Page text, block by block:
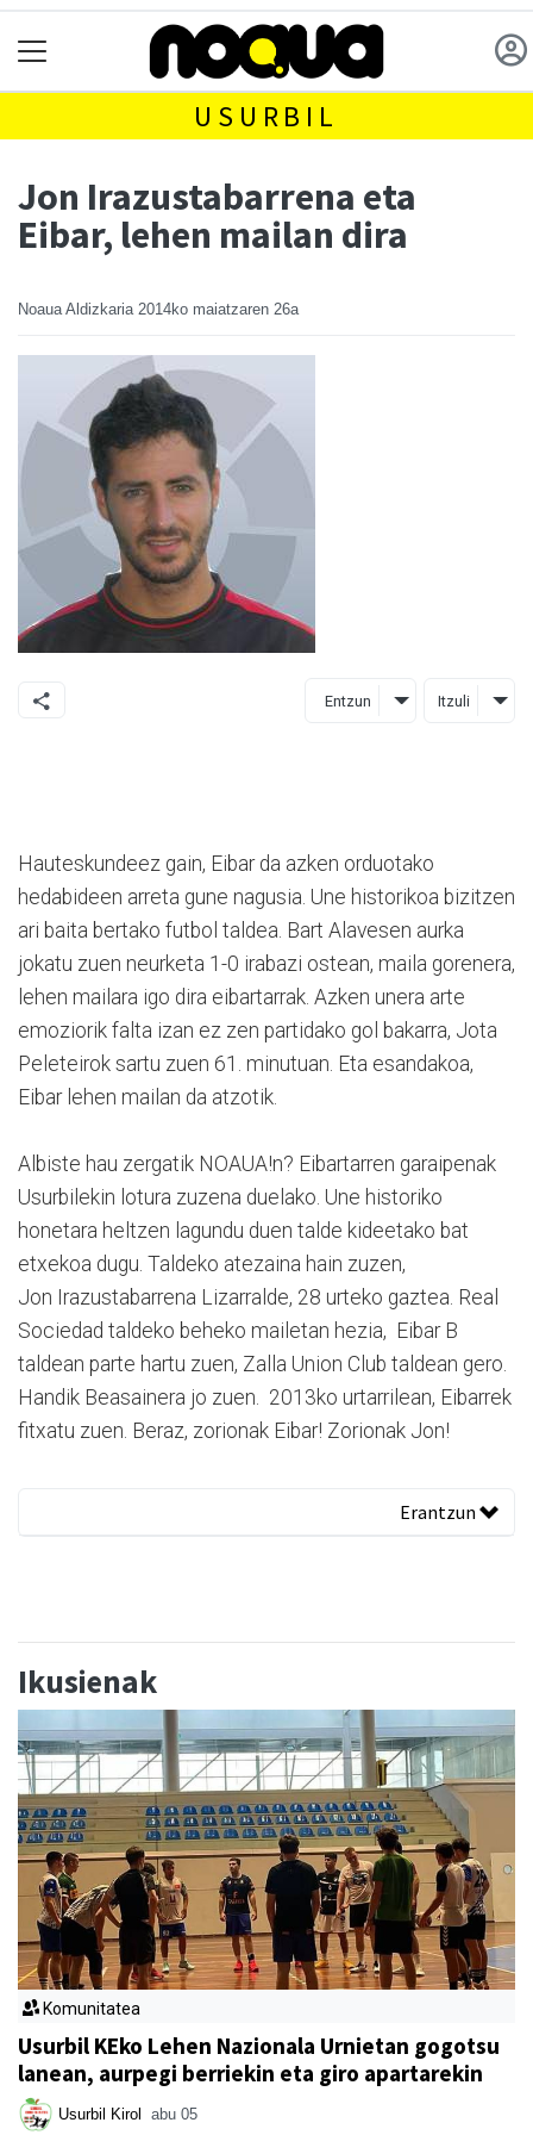
USURBIL
Jon Irazustabarrena eta
Eibar, lehen mailan dira
Noaua Aldizkaria 2014ko maiatzaren 26a
Entzun Itzuli
Hauteskundeez gain, Eibar da azken orduotako
hedabideen arreta gune nagusia. Une historikoa bizitzen
ari baita bertako futbol taldea. Bart Alavesen aurka
jokatu zuen neurketa 1-0 irabazi ostean, maila gorenera,
lehen mailara igo dira eibartarrak. Azken unera arte
emoziorik falta izan ez zen partidako gol bakarra, Jota
Peleteirok sartu zuen 61. minutuan. Eta esandakoa,
Eibar lehen mailan da atzotik.
Albiste hau zergatik NOAUA!n? Eibartarren garaipenak
Usurbilekin lotura zuzena duelako. Une historiko
honetara heltzen lagundu duen talde kideetako bat
etxekoa dugu. Taldeko atezaina hain zuzen,
Jon Irazustabarrena Lizarralde, 28 urteko gaztea. Real
Sociedad taldeko beheko mailetan hezia, Eibar B
taldean parte hartu zuen, Zalla Union Club taldean gero.
Handik Beasainera jo zuen. 2013ko urtarrilean, Eibarrek
fitxatu zuen. Beraz, zorionak Eibar! Zorionak Jon!
Erantzun
Ikusienak
Komunitatea
Usurbil KEko Lehen Nazionala Urnietan gogotsu
lanean, aurpegi berriekin eta giro apartarekin
Usurbil Kirol abu 05